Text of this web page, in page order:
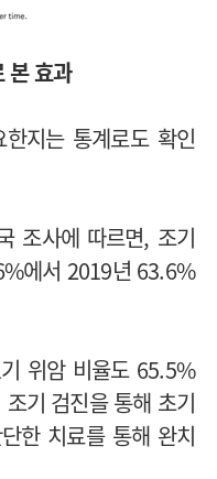
본 효과
지는 통계로도 확인
조사에 따르면, 조기
에서 2019년 63.6%
위암 비율도 65.5%
기 검진을 통해 초기
한 치료를 통해 완치